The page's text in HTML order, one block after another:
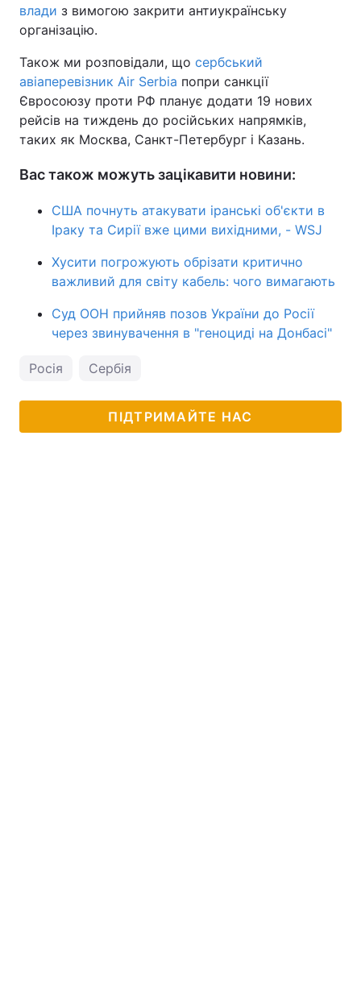
влади з вимогою закрити антиукраїнську
організацію.
Також ми розповідали, що сербський
авіаперевізник Air Serbia попри санкції
Євросоюзу проти РФ планує додати 19 нових
рейсів на тиждень до російських напрямків,
таких як Москва, Санкт-Петербург і Казань.
Вас також можуть зацікавити новини:
США почнуть атакувати іранські об'єкти в
Іраку та Сирії вже цими вихідними, - WSJ
Хусити погрожують обрізати критично
важливий для світу кабель: чого вимагають
Суд ООН прийняв позов України до Росії
через звинувачення в "геноциді на Донбасі"
Росія Сербія
ПІДТРИМАЙТЕ НАС